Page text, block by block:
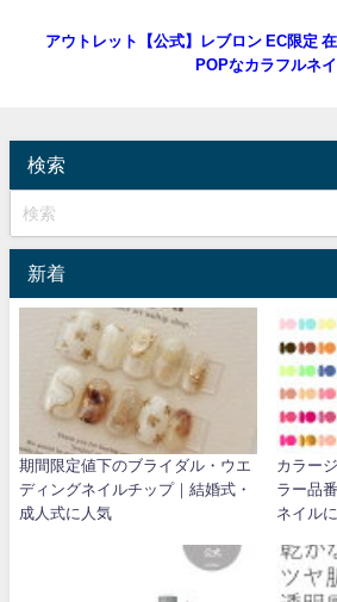
アウトレット【公式】レブロン EC限定
POPなカラフルネ
検索
新着
期間限定値下のブライダル・ウエ
ディングネイルチップ｜結婚式・
成人式に人気
カラー
ラー品
ネイル